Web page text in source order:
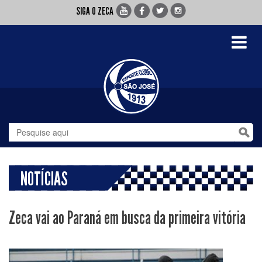
SIGA O ZECA
Toggle
NOTÍCIAS
Zeca vai ao Paraná em busca da primeira vitória